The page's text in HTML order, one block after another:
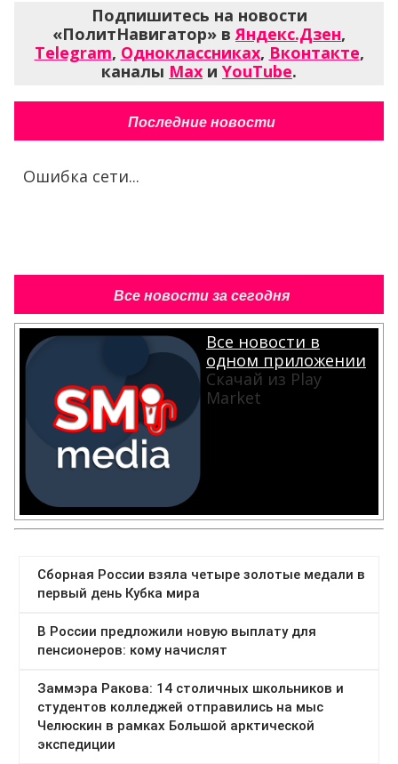
Подпишитесь на новости
«ПолитНавигатор» вЯндекс.Дзен,
Telegram, Одноклассниках, Вконтакте,
каналы Max и YouTube.
Последние новости
Ошибка сети...
Все новости за сегодня
Все новости в
одном приложении
Скачай из Play
Market